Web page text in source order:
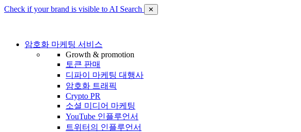
Check if your brand is visible to AI Search ✕
암호화 마케팅 서비스
Growth & promotion
토큰 판매
디파이 마케팅 대행사
암호화 트래픽
Crypto PR
소셜 미디어 마케팅
YouTube 인플루언서
트위터의 인플루언서